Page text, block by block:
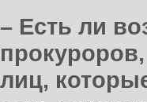
– Есть ли
лиц,